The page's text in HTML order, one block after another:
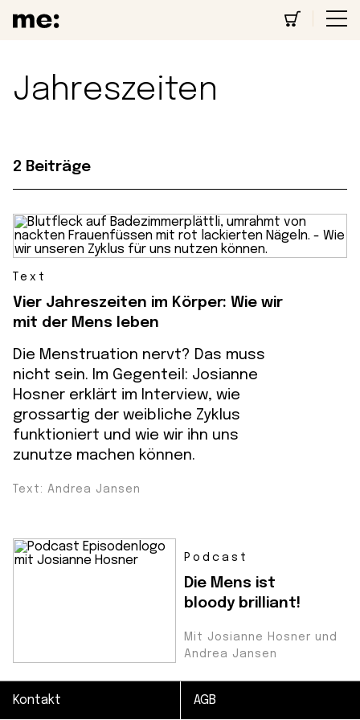
Jahreszeiten
2 Beiträge
Text
Vier Jahreszeiten im Körper: Wie wir
mit der Mens leben
Die Menstruation nervt? Das muss
nicht sein. Im Gegenteil: Josianne
Hosner erklärt im Interview, wie
grossartig der weibliche Zyklus
funktioniert und wie wir ihn uns
zunutze machen können.
Text: Andrea Jansen
Podcast
Die Mens ist
bloody brilliant!
Mit Josianne Hosner und
Andrea Jansen
Kontakt AGB